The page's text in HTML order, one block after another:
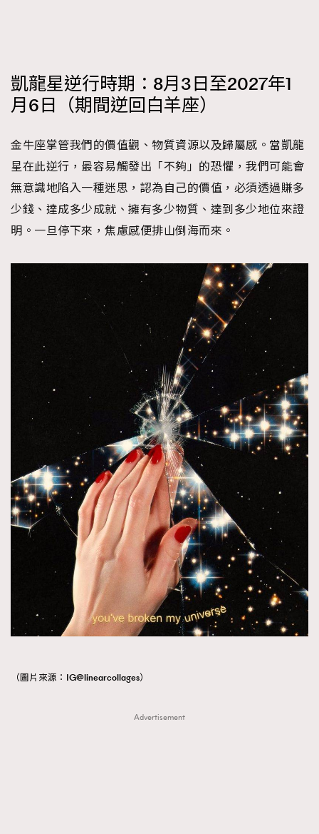
凱龍星逆行時期：8月3日至2027年1
月6日（期間逆回白羊座）
金牛座掌管我們的價值觀、物質資源以及歸屬感。當凱龍
星在此逆行，最容易觸發出「不夠」的恐懼，我們可能會
無意識地陷入一種迷思，認為自己的價值，必須透過賺多
少錢、達成多少成就、擁有多少物質、達到多少地位來證
明。一旦停下來，焦慮感便排山倒海而來。
（圖片來源：IG@linearcollages）
Advertisement